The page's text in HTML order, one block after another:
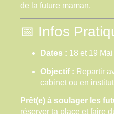
de la future maman.
📅 Infos
Dates : 18 et 19 Mai
Objectif : Repartir
cabinet ou en
Prêt(e) à soulager les
réserver ta place et faire